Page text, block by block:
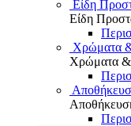
Είδη
Είδη
Χρώματα
Χρώματα